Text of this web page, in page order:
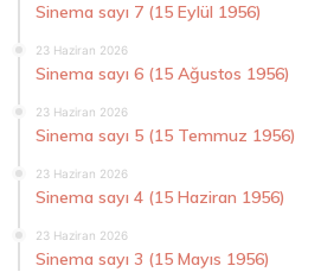
Sinema sayı 7 (15 Eylül 1956)
23 Haziran 2026
Sinema sayı 6 (15 Ağustos 1956)
23 Haziran 2026
Sinema sayı 5 (15 Temmuz 1956)
23 Haziran 2026
Sinema sayı 4 (15 Haziran 1956)
23 Haziran 2026
Sinema sayı 3 (15 Mayıs 1956)